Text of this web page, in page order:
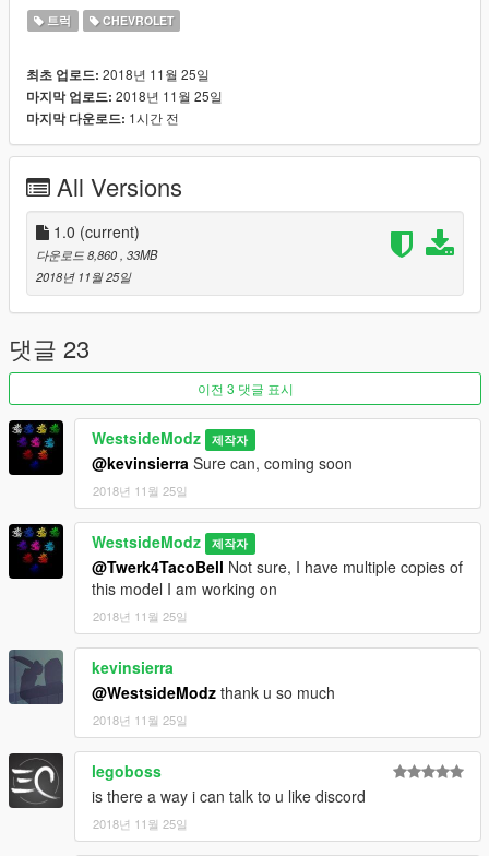
FOUND, PLEASE LET ME KNOW. ENJOY!!!!
트럭 CHEVROLET
최초 업로드: 2018년 11월 25일
마지막 업로드: 2018년 11월 25일
마지막 다운로드: 1시간 전
All Versions
1.0 (current)
다운로드 8,860 , 33MB
2018년 11월 25일
댓글 23
이전 3 댓글 표시
WestsideModz 제작자
@kevinsierra Sure can, coming soon
2018년 11월 25일
WestsideModz 제작자
@Twerk4TacoBell Not sure, I have multiple copies of
this model I am working on
2018년 11월 25일
kevinsierra
@WestsideModz thank u so much
2018년 11월 25일
legoboss
is there a way i can talk to u like discord
2018년 11월 25일